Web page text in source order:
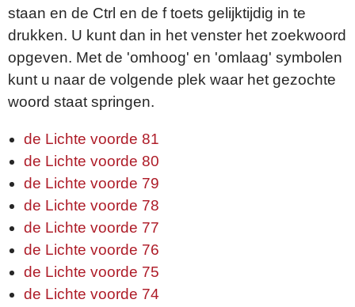
staan en de Ctrl en de f toets gelijktijdig in te
drukken. U kunt dan in het venster het zoekwoord
opgeven. Met de 'omhoog' en 'omlaag' symbolen
kunt u naar de volgende plek waar het gezochte
woord staat springen.
de Lichte voorde 81
de Lichte voorde 80
de Lichte voorde 79
de Lichte voorde 78
de Lichte voorde 77
de Lichte voorde 76
de Lichte voorde 75
de Lichte voorde 74